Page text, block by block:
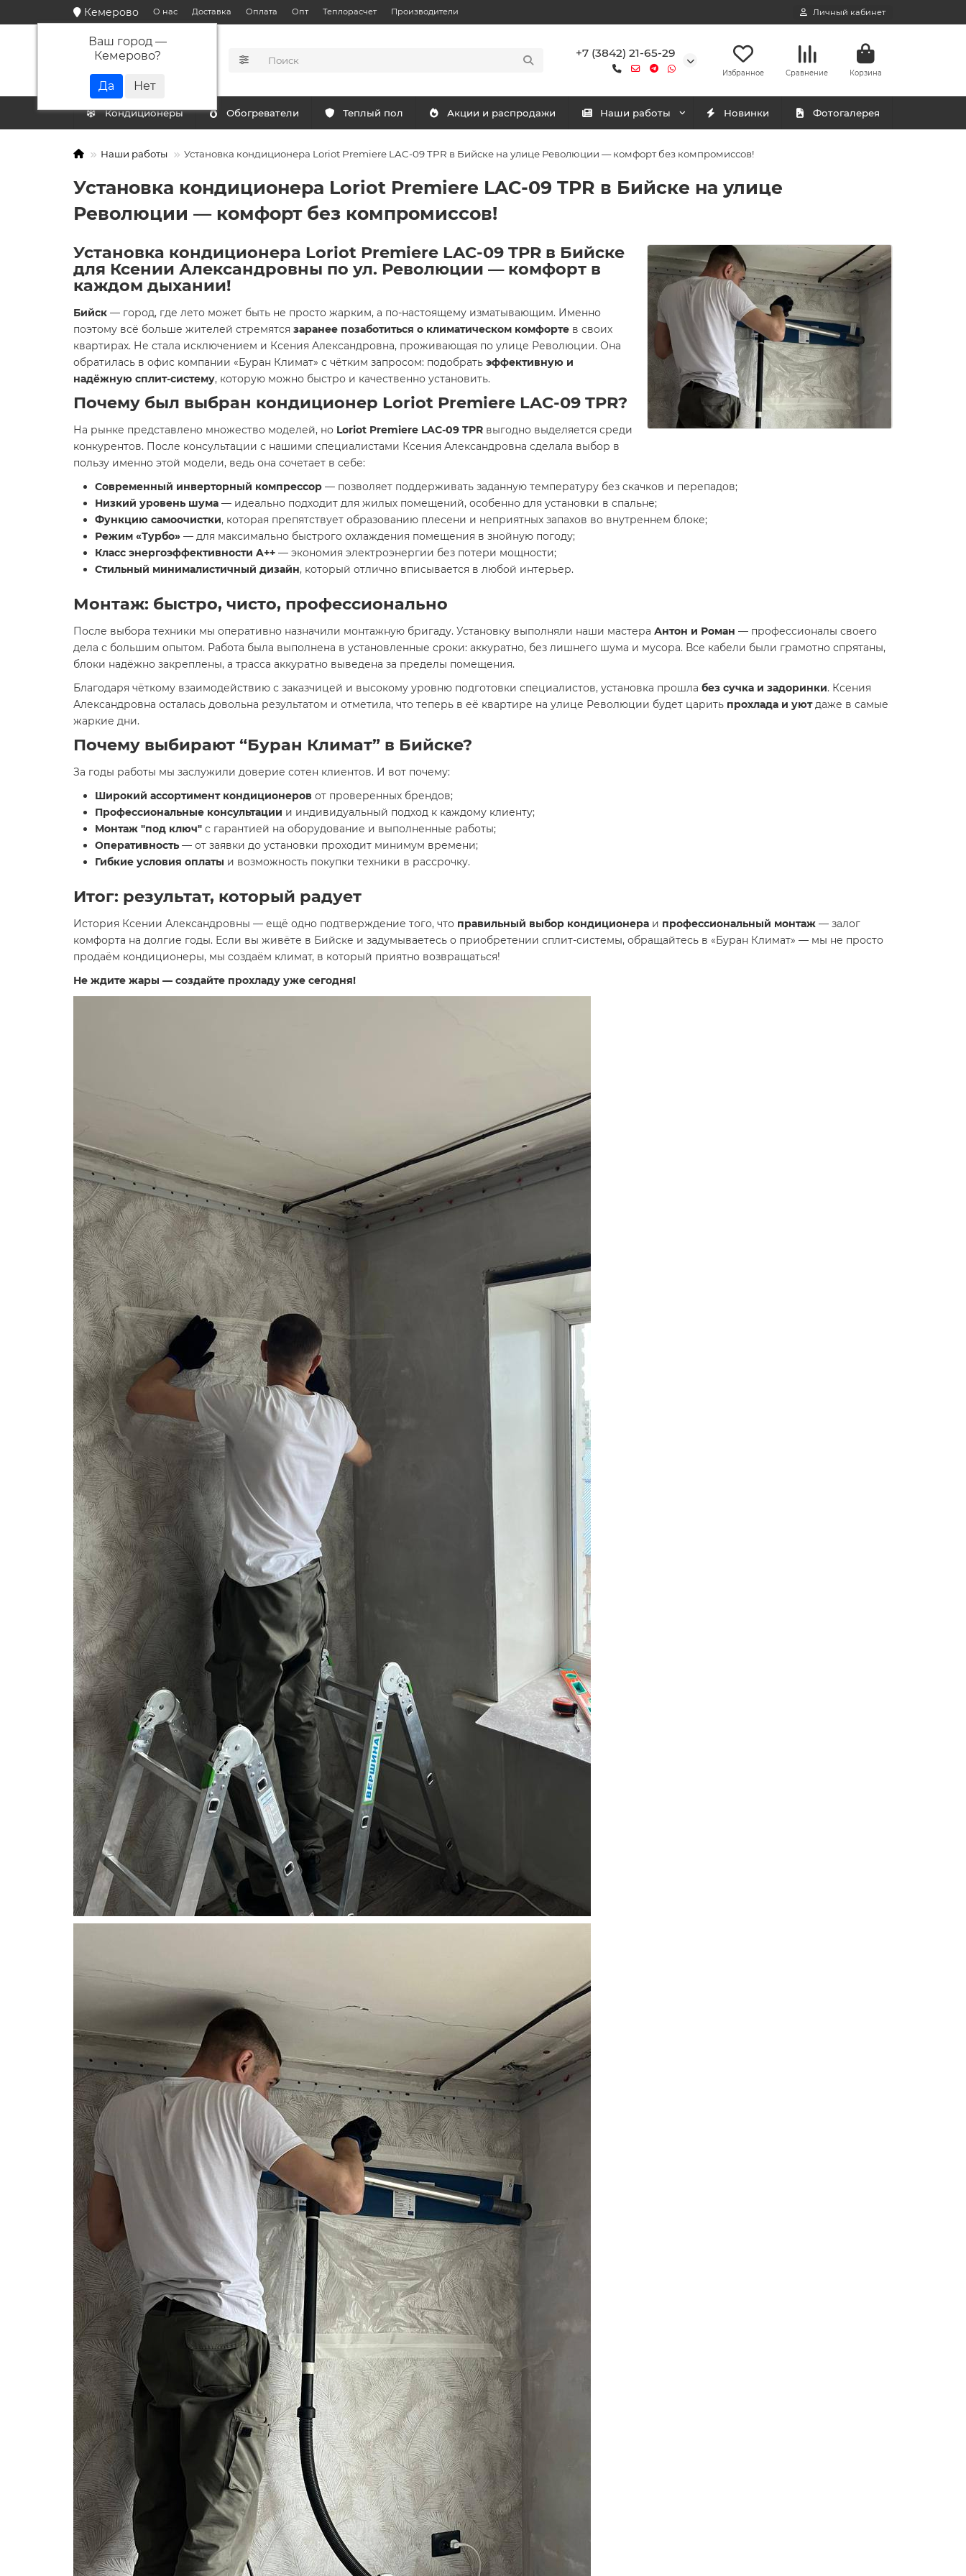
Кемерово
Ваш город —
Кемерово?
О нас Доставка Оплата Опт Теплорасчет Производители Личный кабинет
КАТАЛОГ
+7 (3842) 21-65-29
Избранное Сравнение Корзина
Кондиционеры Обогреватели Теплый пол Акции и распродажи Наши работы Новинки Фотогалерея
Наши работы Установка кондиционера Loriot Premiere LAC-09 TPR в Бийске на улице Революции — комфорт без компромиссов!
Установка кондиционера Loriot Premiere LAC-09 TPR в Бийске на улице
Революции — комфорт без компромиссов!
Установка кондиционера Loriot Premiere LAC-09 TPR в Бийске
для Ксении Александровны по ул. Революции — комфорт в
каждом дыхании!
Бийск — город, где лето может быть не просто жарким, а по-настоящему изматывающим. Именно
поэтому всё больше жителей стремятся заранее позаботиться о климатическом комфорте в своих
квартирах. Не стала исключением и Ксения Александровна, проживающая по улице Революции. Она
обратилась в офис компании «Буран Климат» с чётким запросом: подобрать эффективную и
надёжную сплит-систему, которую можно быстро и качественно установить.
Почему был выбран кондиционер Loriot Premiere LAC-09 TPR?
На рынке представлено множество моделей, но Loriot Premiere LAC-09 TPR выгодно выделяется среди
конкурентов. После консультации с нашими специалистами Ксения Александровна сделала выбор в
пользу именно этой модели, ведь она сочетает в себе:
Современный инверторный компрессор — позволяет поддерживать заданную температуру без скачков и перепадов;
Низкий уровень шума — идеально подходит для жилых помещений, особенно для установки в спальне;
Функцию самоочистки, которая препятствует образованию плесени и неприятных запахов во внутреннем блоке;
Режим «Турбо» — для максимально быстрого охлаждения помещения в знойную погоду;
Класс энергоэффективности A++ — экономия электроэнергии без потери мощности;
Стильный минималистичный дизайн, который отлично вписывается в любой интерьер.
Монтаж: быстро, чисто, профессионально
После выбора техники мы оперативно назначили монтажную бригаду. Установку выполняли наши мастера Антон и Роман — профессионалы своего
дела с большим опытом. Работа была выполнена в установленные сроки: аккуратно, без лишнего шума и мусора. Все кабели были грамотно спрятаны,
блоки надёжно закреплены, а трасса аккуратно выведена за пределы помещения.
Благодаря чёткому взаимодействию с заказчицей и высокому уровню подготовки специалистов, установка прошла без сучка и задоринки. Ксения
Александровна осталась довольна результатом и отметила, что теперь в её квартире на улице Революции будет царить прохлада и уютдаже в самые
жаркие дни.
Почему выбирают “Буран Климат” в Бийске?
За годы работы мы заслужили доверие сотен клиентов. И вот почему:
Широкий ассортимент кондиционеров от проверенных брендов;
Профессиональные консультации и индивидуальный подход к каждому клиенту;
Монтаж "под ключ" с гарантией на оборудование и выполненные работы;
Оперативность — от заявки до установки проходит минимум времени;
Гибкие условия оплаты и возможность покупки техники в рассрочку.
Итог: результат, который радует
История Ксении Александровны — ещё одно подтверждение того, что правильный выбор кондиционера и профессиональный монтаж — залог
комфорта на долгие годы. Если вы живёте в Бийске и задумываетесь о приобретении сплит-системы, обращайтесь в «Буран Климат» — мы не просто
продаём кондиционеры, мы создаём климат, в который приятно возвращаться!
Не ждите жары — создайте прохладу уже сегодня!